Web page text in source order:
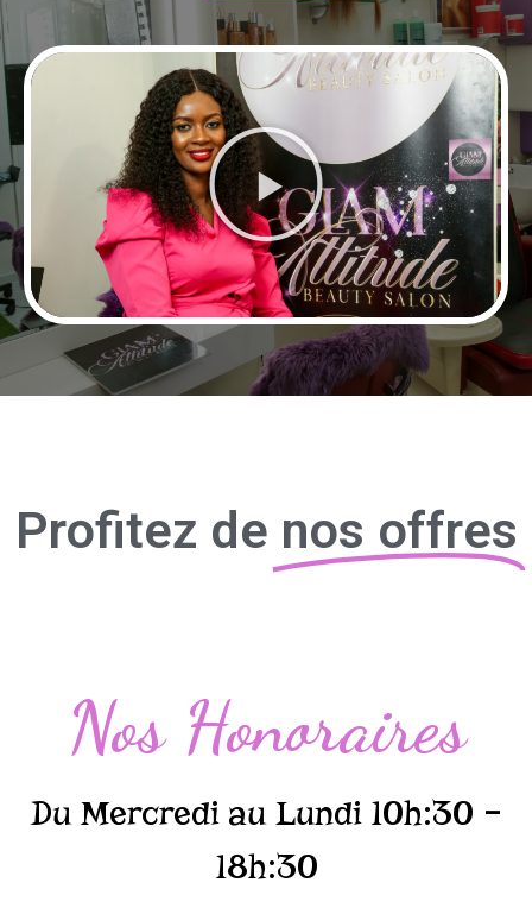
Profitez de nos offres
Nos Honoraires
Du Mercredi au Lundi 10h:30 –
18h:30